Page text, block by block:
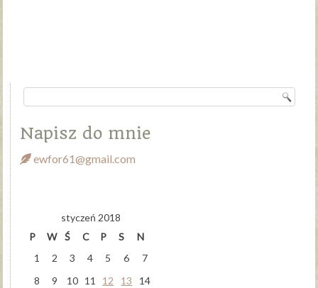
Napisz do mnie
ewfor61@gmail.com
styczeń 2018
P
W Ś C P S
N
1
2 3 4 5 6
7
8
9 10 11 12 13
14